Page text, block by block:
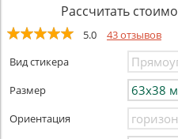
Рассчитать
5.0
43 отзывов
Вид стикера
Размер
Ориентация